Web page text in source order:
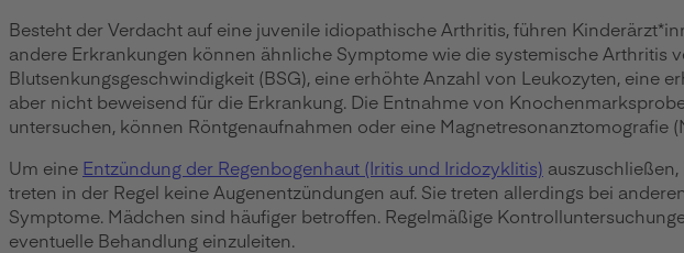
Besteht der Verdacht auf eine juvenile idiopathische Arthritis, führen
andere Erkrankungen können ähnliche Symptome wie die systemische Arthritis
Blutsenkungsgeschwindigkeit (BSG), eine erhöhte Anzahl von Leukozyten, eine
aber nicht beweisend für die Erkrankung. Die Entnahme von
untersuchen, können Röntgenaufnahmen oder eine Magnetresonanztomografie
Um eine Entzündung der Regenbogenhaut (Iritis und Iridozyklitis)
treten in der Regel keine Augenentzündungen auf. Sie treten allerdings bei
Symptome. Mädchen sind häufiger betroffen. Regelmäßige
eventuelle Behandlung einzuleiten.